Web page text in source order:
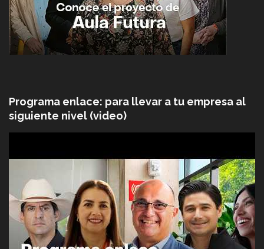
Programa enlace: para llevar a tu empresa al
siguiente nivel (video)